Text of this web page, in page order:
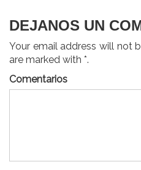
DEJANOS UN
Your email address will not
are marked with *.
Comentarios